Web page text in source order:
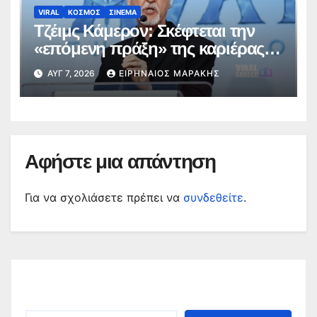
VIRAL ΚΟΣΜΟΣ ΣΙΝΕΜΑ
Τζέιμς Κάμερον: Σκέφτεται την
«επόμενη πράξη» της καριέρας
του πέρα από το σύμπαν του
Avatar
ΑΥΓ 7, 2026 ΕΙΡΗΝΑΊΟΣ ΜΑΡΆΚΗΣ
Αφήστε μια απάντηση
Για να σχολιάσετε πρέπει να συνδεθείτε.